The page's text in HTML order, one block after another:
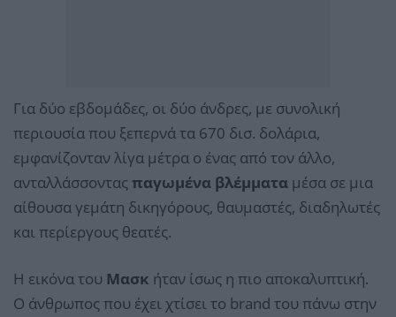
Για δύο εβδομάδες, οι δύο άνδρες, με συνολική
περιουσία που ξεπερνά τα 670 δισ. δολάρια,
εμφανίζονταν λίγα μέτρα ο ένας από τον άλλο,
ανταλλάσσοντας παγωμένα βλέμματα μέσα σε μια
αίθουσα γεμάτη δικηγόρους, θαυμαστές, διαδηλωτές
και περίεργους θεατές.
Η εικόνα του Μασκ ήταν ίσως η πιο αποκαλυπτική.
Ο άνθρωπος που έχει χτίσει το brand του πάνω στην